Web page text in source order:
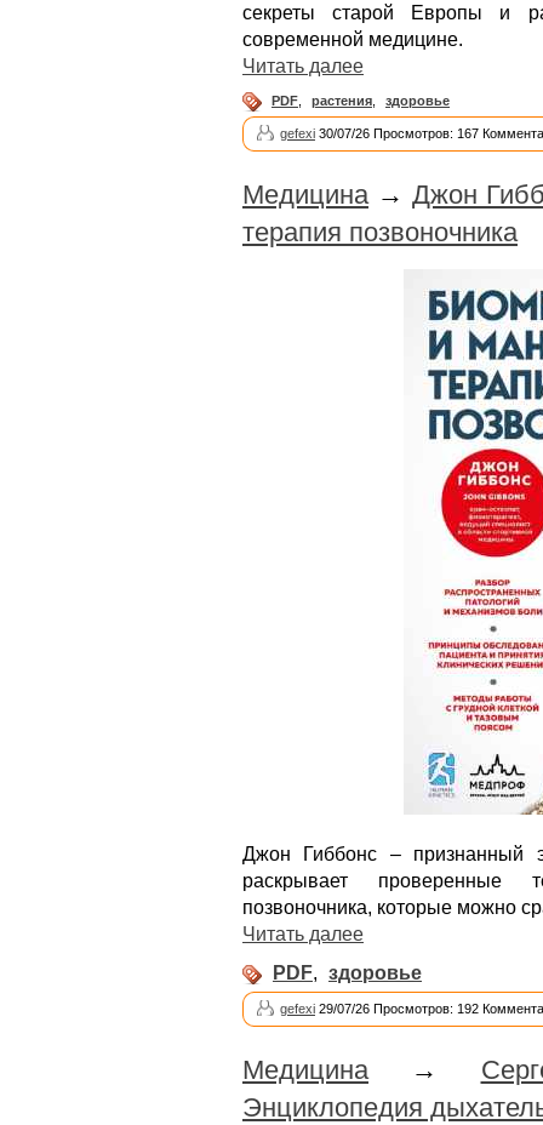
секреты старой Европы и
современной медицине.
Читать далее
PDF растения здоровье
gefexi 30/07/26 Просмотров: 167
Медицина→ Джон
терапия позвоночника
Джон Гиббонс – признанный
раскрывает проверенные
позвоночника, которые можно
Читать далее
PDF, здоровье
gefexi 29/07/26 Просмотров: 192
Медицина→
Энциклопедия